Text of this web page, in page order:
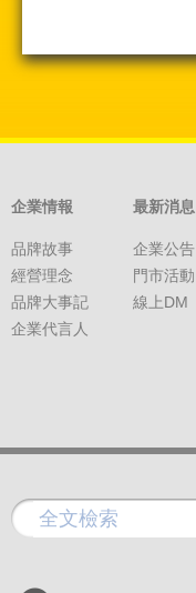
企業情報
品牌故事
經營理念
品牌大事記
企業代言人
最新消息
企業公告
門市活動
線上DM